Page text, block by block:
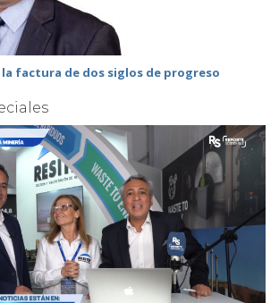
factura de dos siglos de progreso